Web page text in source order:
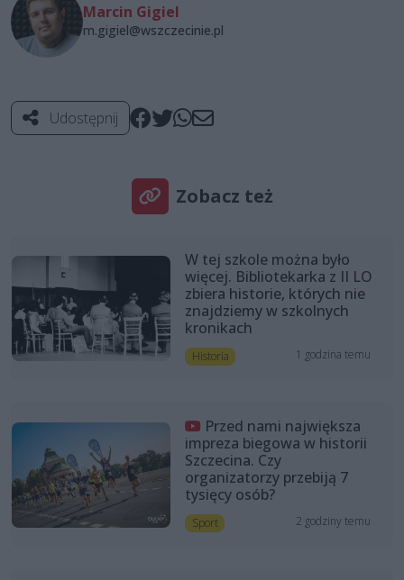
Marcin Gigiel
m.gigiel@wszczecinie.pl
Udostępnij
Zobacz też
W tej szkole można było
więcej. Bibliotekarka z II LO
zbiera historie, których nie
znajdziemy w szkolnych
kronikach
Historia 1 godzina temu
Przed nami największa
impreza biegowa w historii
Szczecina. Czy
organizatorzy przebiją 7
tysięcy osób?
Sport 2 godziny temu